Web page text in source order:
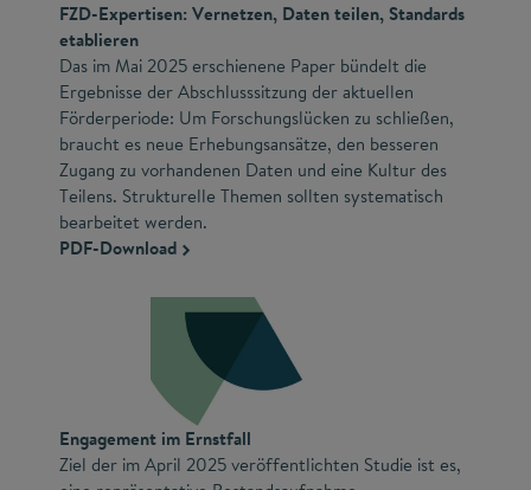
FZD-Expertisen: Vernetzen, Daten teilen, Standards
etablieren
Das im Mai 2025 erschienene Paper bündelt die
Ergebnisse der Abschlusssitzung der aktuellen
Förderperiode: Um Forschungslücken zu schließen,
braucht es neue Erhebungsansätze, den besseren
Zugang zu vorhandenen Daten und eine Kultur des
Teilens. Strukturelle Themen sollten systematisch
bearbeitet werden.
PDF-Download
Engagement im Ernstfall
Ziel der im April 2025 veröffentlichten Studie ist es,